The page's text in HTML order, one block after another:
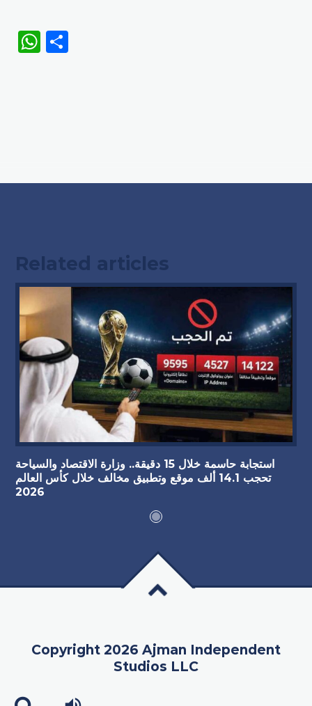
WhatsApp
Related articles
استجابة حاسمة خلال 15 دقيقة.. وزارة الاقتصاد والسياحة
تحجب 14.1 ألف موقع وتطبيق مخالف خلال كأس العالم
2026
Copyright 2026 Ajman Independent
Studios LLC